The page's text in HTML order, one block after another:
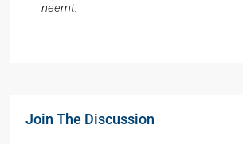
neemt.
Join The Discussion